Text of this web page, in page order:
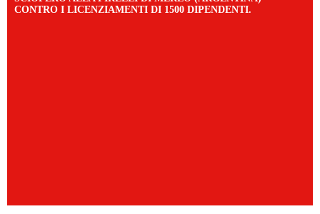
CONTRO I LICENZIAMENTI DI 1500 DIPENDENTI.